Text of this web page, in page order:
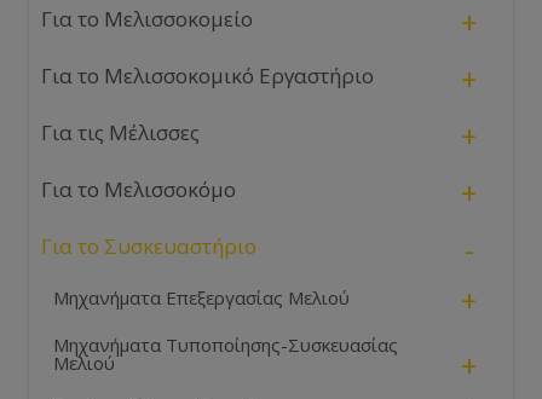
Για το Μελισσοκομείο +
Για το Μελισσοκομικό Εργαστήριο +
Για τις Μέλισσες +
Για το Μελισσοκόμο +
Για το Συσκευαστήριο -
Μηχανήματα Επεξεργασίας Μελιού +
Μηχανήματα Τυποποίησης-Συσκευασίας
Μελιού +